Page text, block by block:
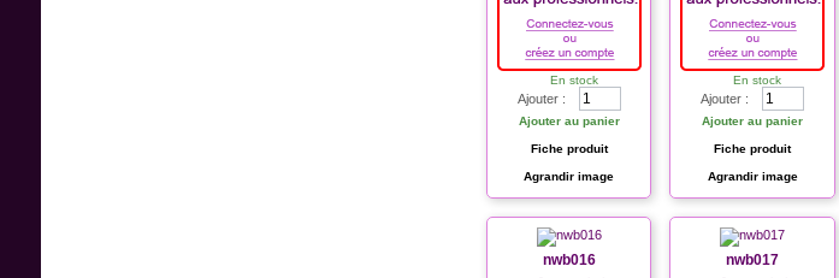
En stock
Ajouter :
Ajouter au panier
Fiche produit
Agrandir image
En stock
Ajouter :
Ajouter au panier
Fiche produit
Agrandir image
nwb016 nwb017